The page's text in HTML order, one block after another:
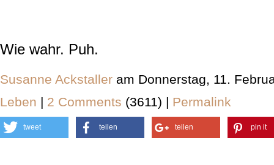
Wie wahr. Puh.
Susanne Ackstaller am Donnerstag, 11.
Leben | 2 Comments (3611) | Permalink
tweet teilen teilen pin it